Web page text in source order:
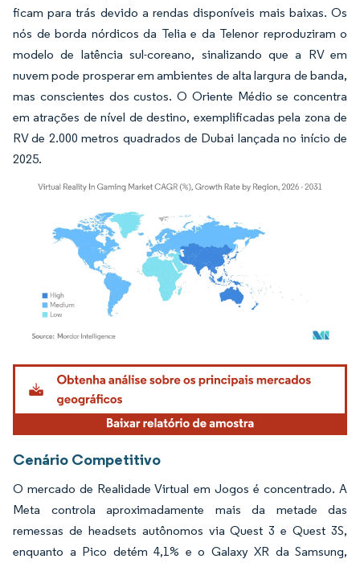
ficam para trás devido a rendas disponíveis mais baixas. Os
nós de borda nórdicos da Telia e da Telenor reproduziram o
modelo de latência sul-coreano, sinalizando que a RV em
nuvem pode prosperar em ambientes de alta largura de banda,
mas conscientes dos custos. O Oriente Médio se concentra
em atrações de nível de destino, exemplificadas pela zona de
RV de 2.000 metros quadrados de Dubai lançada no início de
2025.
Imagem © Mordor Intelligence. O reuso requer atribuição conforme CC BY 4.0.
Cenário Competitivo
O mercado de Realidade Virtual em Jogos é concentrado. A
Meta controla aproximadamente mais da metade das
remessas de headsets autônomos via Quest 3 e Quest 3S,
enquanto a Pico detém 4,1% e o Galaxy XR da Samsung,